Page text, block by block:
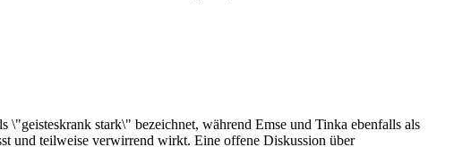
stark\" bezeichnet, während Emse und Tinka ebenfalls als
und teilweise verwirrend wirkt. Eine offene Diskussion über